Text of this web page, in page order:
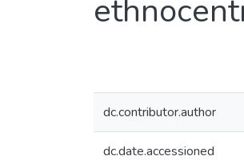
dc.contributor.author
dc.date.accessioned